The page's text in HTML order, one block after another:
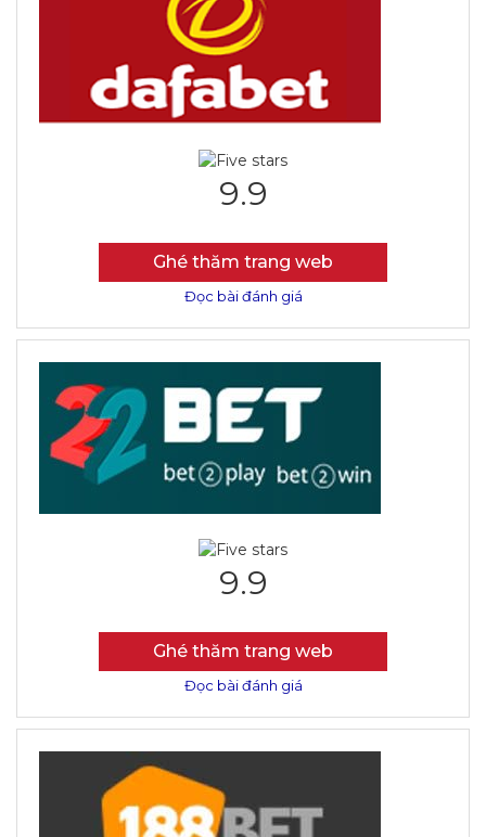
9.9
Ghé thăm trang web
Đọc bài đánh giá
9.9
Ghé thăm trang web
Đọc bài đánh giá